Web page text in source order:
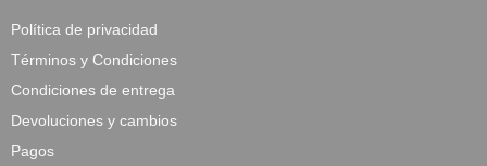
Política de privacidad
Términos y Condiciones
Condiciones de entrega
Devoluciones y cambios
Pagos